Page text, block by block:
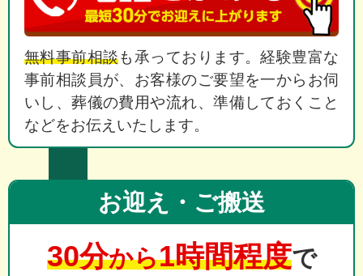
無料事前相談も承っております。経験豊富な
事前相談員が、お客様のご要望を一からお伺
いし、葬儀の費用や流れ、準備しておくこと
などをお伝えいたします。
お迎え・ご搬送
30分から1時間程度で